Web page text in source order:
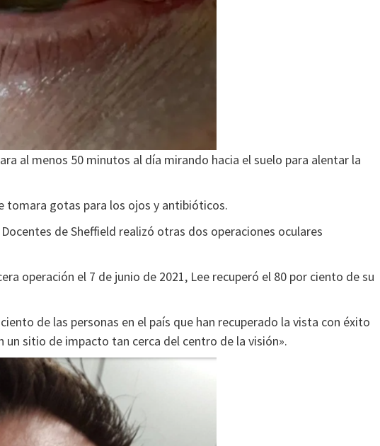
al menos 50 minutos al día mirando hacia el suelo para alentar la
tomara gotas para los ojos y antibióticos.
de Sheffield realizó otras dos operaciones oculares
operación el 7 de junio de 2021, Lee recuperó el 80 por ciento de su
de las personas en el país que han recuperado la vista con éxito
un sitio de impacto tan cerca del centro de la visión».